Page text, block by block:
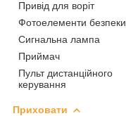
Привід для воріт
Фотоелементи безпеки
Сигнальна лампа
Приймач
Пульт дистанційного
керування
Приховати